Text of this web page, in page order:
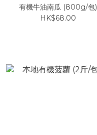
有機牛油南瓜 (800g/包)
HK$68.00